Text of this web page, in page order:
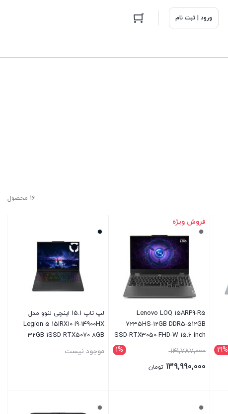
ورود | ثبت نام
16 محصول
19%
فروش ویژه
Lenovo LOQ 15ARP9-R5
7235HS-12GB DDR5-512GB
SSD-RTX3050-FHD-W 15.6 inch
Laptop
1% 141,787,000
139,990,000 تومان
لپ تاپ 15.1 اینچی لنوو مدل
Legion 5 15IRX10 i9-14900HX
32GB 1SSD RTX5070 8GB
موجود نیست